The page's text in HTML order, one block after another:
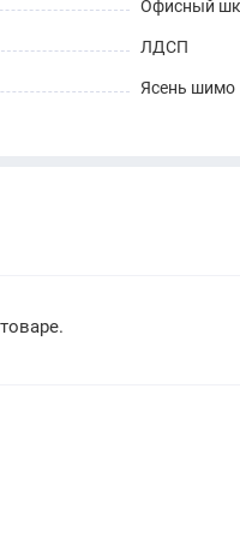
Офисный
ЛДСП
Ясень шимо